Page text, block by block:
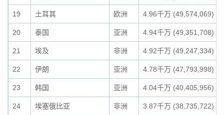
19 土耳其 欧洲 4.96千万 (49,574,069)
20 泰国 亚洲 4.94千万 (49,351,708)
21 埃及 非洲 4.92千万 (49,247,334)
22 伊朗 亚洲 4.78千万 (47,793,998)
23 韩国 亚洲 4.04千万 (40,405,956)
24 埃塞俄比亚 非洲 3.87千万 (38,735,722)